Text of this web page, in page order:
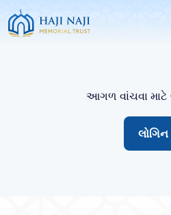
આગળ વાંચવા માટે
લોગિન